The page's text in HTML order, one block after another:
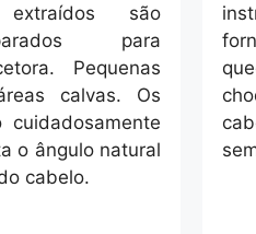
são
para
Pequenas
calvas. Os
o ângulo natural
cabelo.